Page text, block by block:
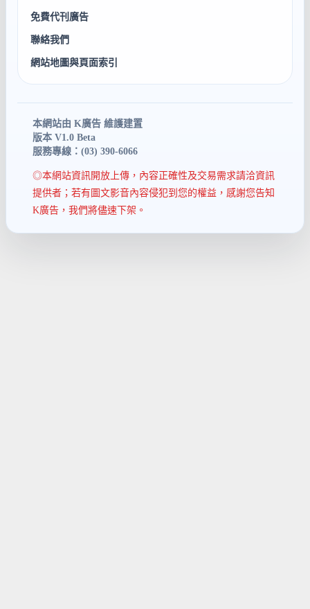
免費代刊廣告
聯絡我們
網站地圖與頁面索引
本網站由 K廣告 維護建置
版本 V1.0 Beta
服務專線：(03) 390-6066
◎本網站資訊開放上傳，內容正確性及交易需求請洽資訊
提供者；若有圖文影音內容侵犯到您的權益，感謝您告知
K廣告，我們將儘速下架。